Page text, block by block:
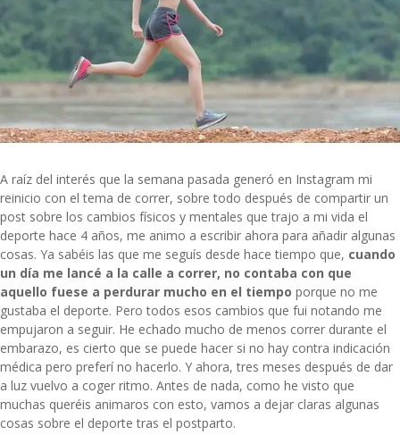
A raíz del interés que la semana pasada generó en Instagram mi
reinicio con el tema de correr, sobre todo después de compartir un
post sobre los cambios físicos y mentales que trajo a mi vida el
deporte hace 4 años, me animo a escribir ahora para añadir algunas
cosas. Ya sabéis las que me seguís desde hace tiempo que, cuando
un día me lancé a la calle a correr, no contaba con que
aquello fuese a perdurar mucho en el tiempo porque no me
gustaba el deporte. Pero todos esos cambios que fui notando me
empujaron a seguir. He echado mucho de menos correr durante el
embarazo, es cierto que se puede hacer si no hay contra indicación
médica pero preferí no hacerlo. Y ahora, tres meses después de dar
a luz vuelvo a coger ritmo. Antes de nada, como he visto que
muchas queréis animaros con esto, vamos a dejar claras algunas
cosas sobre el deporte tras el postparto.